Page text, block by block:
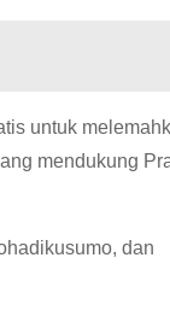
untuk
mendukung
dan